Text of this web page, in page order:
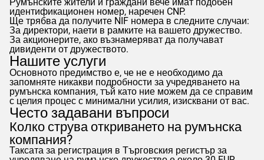
идентификационен номер, наречен CNP.
Ще трябва да получите NIF номера в следните случаи:
За директори, наети в рамките на вашето дружество.
За акционерите, ако възнамеряват да получават
дивиденти от дружеството.
Нашите услуги
Основното предимство е, че не е необходимо да
запомняте никакви подробности за учредяването на
румънска компания, тъй като ние можем да се справим
с целия процес с минимални усилия, изисквани от вас.
Често задавани въпроси
Колко струва откриването на румънска
компания?
Таксата за регистрация в Търговския регистър за